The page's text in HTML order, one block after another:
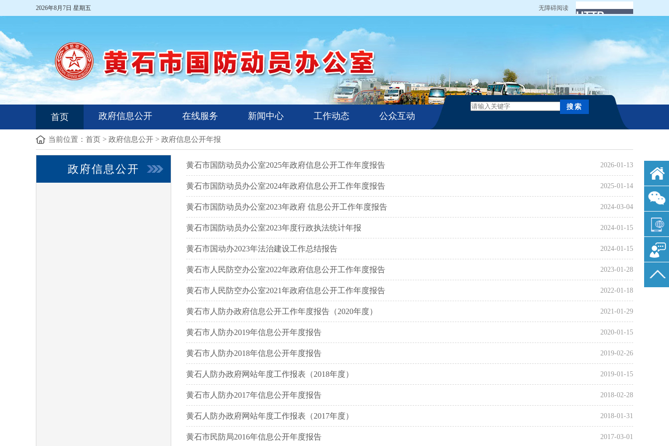
无障碍阅读
2026年8月7日 星期五
首页 政府信息公开 在线服务 新闻中心 工作动态 公众互动
当前位置： 首页 > 政府信息公开 > 政府信息公开年报
政府信息公开 2026-01-13
黄石市国防动员办公室2025年政府信息公开工作年度报告
2025-01-14
黄石市国防动员办公室2024年政府信息公开工作年度报告
2024-03-04
黄石市国防动员办公室2023年政府 信息公开工作年度报告
2024-01-15
黄石市国防动员办公室2023年度行政执法统计年报
2024-01-15
黄石市国动办2023年法治建设工作总结报告
2023-01-28
黄石市人民防空办公室2022年政府信息公开工作年度报告
2022-01-18
黄石市人民防空办公室2021年政府信息公开工作年度报告
2021-01-29
黄石市人防办政府信息公开工作年度报告（2020年度）
2020-01-15
黄石市人防办2019年信息公开年度报告
2019-02-26
黄石市人防办2018年信息公开年度报告
2019-01-15
黄石人防办政府网站年度工作报表（2018年度）
2018-02-28
黄石市人防办2017年信息公开年度报告
2018-01-31
黄石人防办政府网站年度工作报表（2017年度）
2017-03-01
黄石市民防局2016年信息公开年度报告